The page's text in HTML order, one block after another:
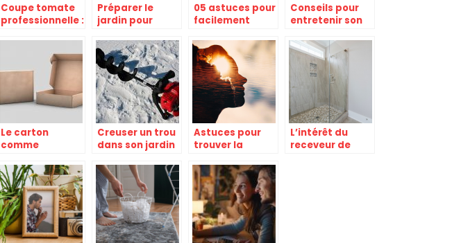
Coupe tomate
professionnelle :
Préparer le
jardin pour
printemps
05 astuces pour
facilement
jardin
Conseils pour
entretenir son
maison avant
de sortir
Le carton
comme
avantages
Creuser un trou
dans son jardin
Astuces pour
trouver la
voyance
gratuite
immédiate sans
email
L’intérêt du
receveur de